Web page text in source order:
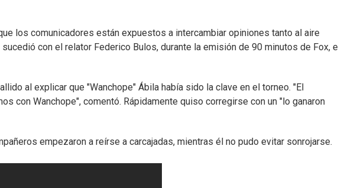
los comunicadores están expuestos a intercambiar opiniones tanto al aire
con el relator Federico Bulos, durante la emisión de 90 minutos de Fox, el
al explicar que "Wanchope" Ábila había sido la clave en el torneo. "El
con Wanchope", comentó. Rápidamente quiso corregirse con un "lo ganaron
empezaron a reírse a carcajadas, mientras él no pudo evitar sonrojarse.